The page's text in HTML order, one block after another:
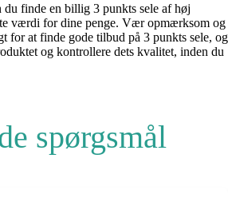
du finde en billig 3 punkts sele af høj
værdi for dine penge. Vær opmærksom og
for at finde gode tilbud på 3 punkts sele, og
og kontrollere dets kvalitet, inden du
spørgsmål